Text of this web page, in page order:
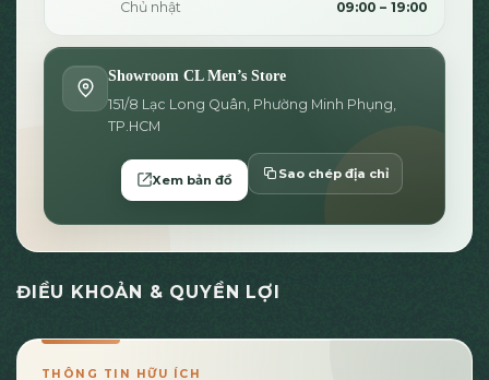
Chủ nhật 09:00 – 19:00
Showroom CL Men’s Store
151/8 Lạc Long Quân, Phường Minh Phụng,
TP.HCM
Xem bản đồ Sao chép địa chỉ
ĐIỀU KHOẢN & QUYỀN LỢI
THÔNG TIN HỮU ÍCH